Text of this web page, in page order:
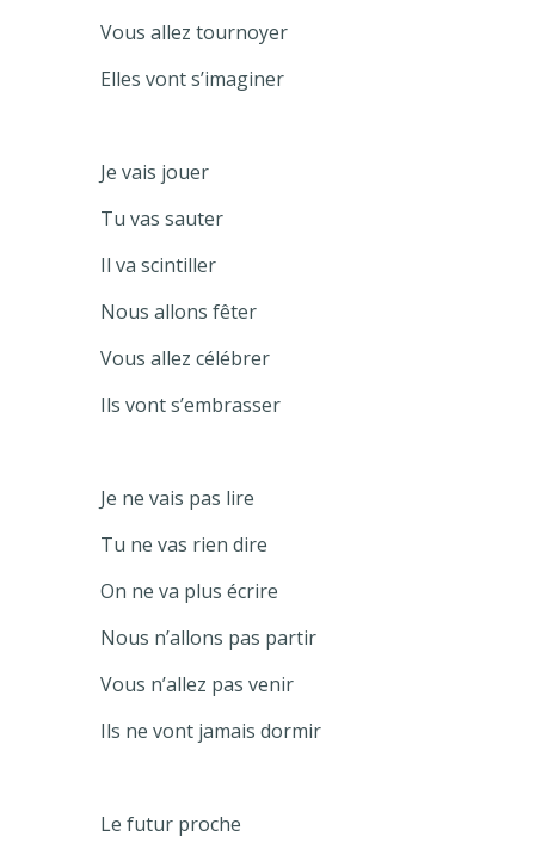
Vous allez tournoyer
Elles vont s’imaginer
Je vais jouer
Tu vas sauter
Il va scintiller
Nous allons fêter
Vous allez célébrer
Ils vont s’embrasser
Je ne vais pas lire
Tu ne vas rien dire
On ne va plus écrire
Nous n’allons pas partir
Vous n’allez pas venir
Ils ne vont jamais dormir
Le futur proche